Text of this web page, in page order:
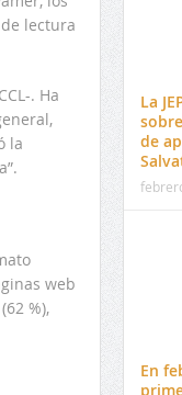
lectura
. Ha
la
web
%),
La
de
En